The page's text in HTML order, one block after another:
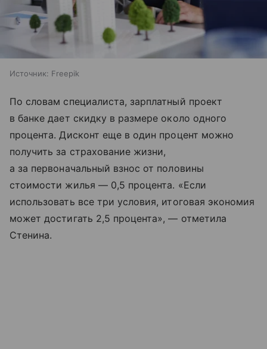
Источник: Freepik
По словам специалиста, зарплатный проект
в банке дает скидку в размере около одного
процента. Дисконт еще в один процент можно
получить за страхование жизни,
а за первоначальный взнос от половины
стоимости жилья — 0,5 процента. «Если
использовать все три условия, итоговая экономия
может достигать 2,5 процента», — отметила
Стенина.